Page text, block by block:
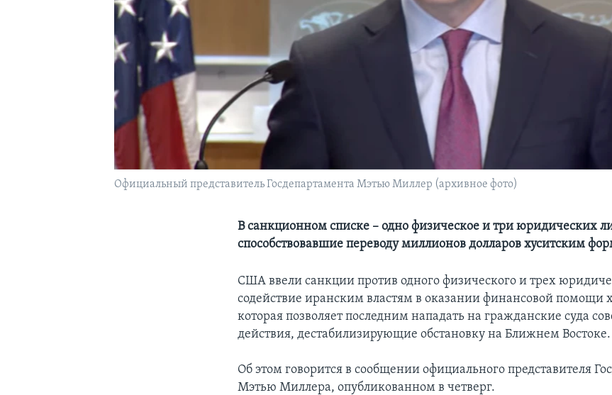
Официальный представитель Госдепартамента Мэтью Миллер (архивное фото)
В санкционном списке – одно физическое и три юридических
способствовавшие переводу миллионов долларов хуситским
США ввели санкции против одного физического и трех
содействие иранским властям в оказании финансовой помощи
которая позволяет последним нападать на гражданские суда
действия, дестабилизирующие обстановку на Ближнем Востоке.
Об этом говорится в сообщении официального представителя
Мэтью Миллера, опубликованном в четверг.